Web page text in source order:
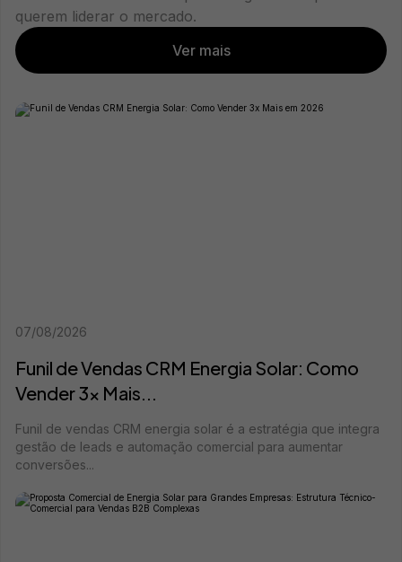
querem liderar o mercado.
Ver mais
07/08/2026
Funil de Vendas CRM Energia Solar: Como
Vender 3x Mais...
Funil de vendas CRM energia solar é a estratégia que integra
gestão de leads e automação comercial para aumentar
conversões...